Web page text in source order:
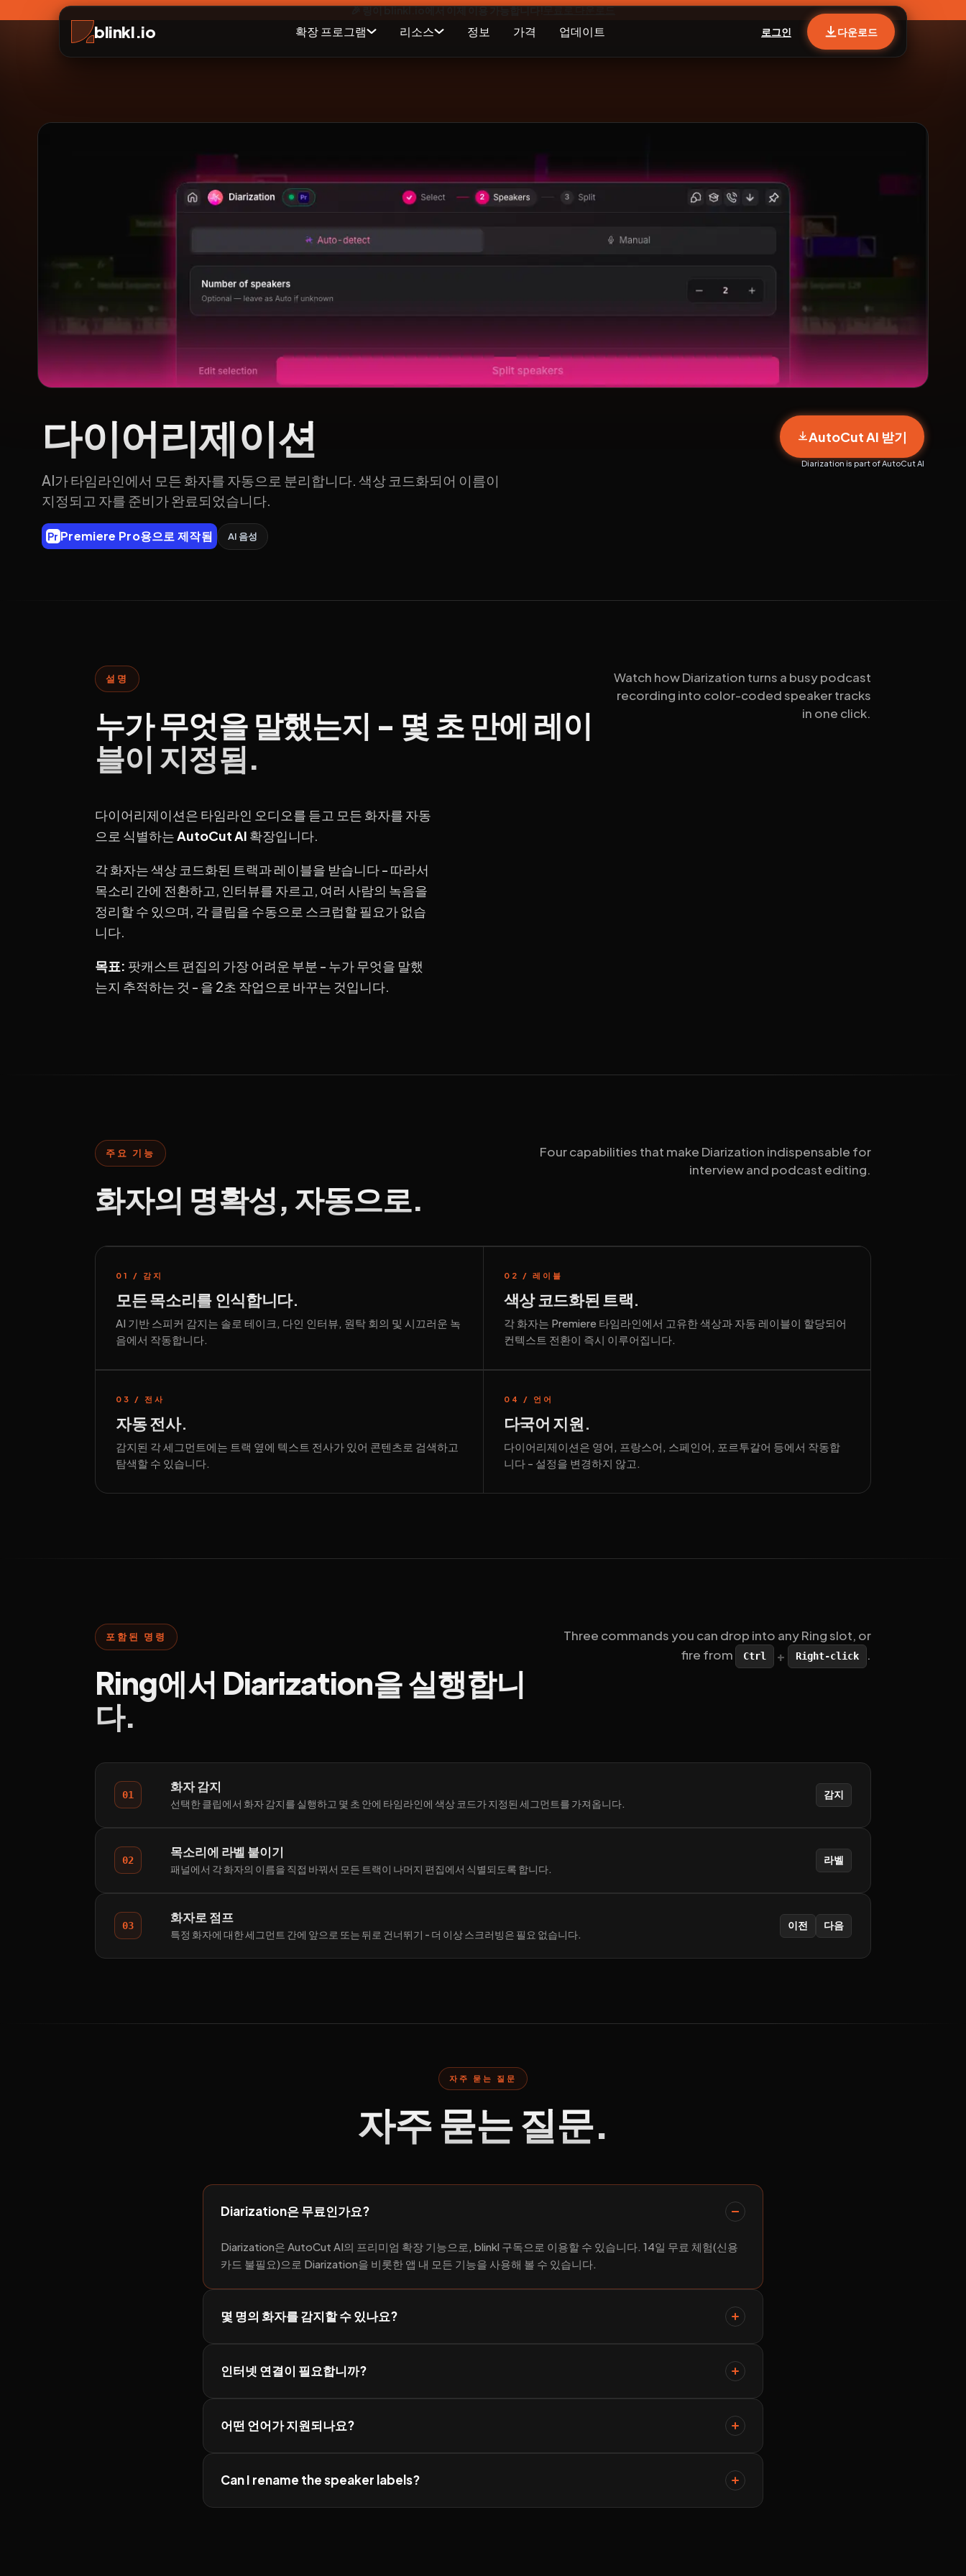
blinkl.io 확장 프로그램 리소스 정보 가격 업데이트 로그인 다운로드
🎉 링이 blinkl.io에서 이제 이용 가능합니다!무료로 다운로드
다이어리제이션
AI가 타임라인에서 모든 화자를 자동으로 분리합니다. 색상 코드화되어 이름이
지정되고 자를 준비가 완료되었습니다.
Pr Premiere Pro용으로 제작됨 AI 음성
AutoCut AI 받기
Diarization is part of AutoCut AI
설명
누가 무엇을 말했는지 - 몇 초 만에 레이
블이 지정됨.
Watch how Diarization turns a busy podcast
recording into color-coded speaker tracks
in one click.
다이어리제이션은 타임라인 오디오를 듣고 모든 화자를 자동
으로 식별하는 AutoCut AI 확장입니다.
각 화자는 색상 코드화된 트랙과 레이블을 받습니다 - 따라서
목소리 간에 전환하고, 인터뷰를 자르고, 여러 사람의 녹음을
정리할 수 있으며, 각 클립을 수동으로 스크럽할 필요가 없습
니다.
목표: 팟캐스트 편집의 가장 어려운 부분 - 누가 무엇을 말했
는지 추적하는 것 - 을 2초 작업으로 바꾸는 것입니다.
주요 기능
화자의 명확성, 자동으로.
Four capabilities that make Diarization indispensable for
interview and podcast editing.
01 / 감지
모든 목소리를 인식합니다.
AI 기반 스피커 감지는 솔로 테이크, 다인 인터뷰, 원탁 회의 및 시끄러운 녹
음에서 작동합니다.
02 / 레이블
색상 코드화된 트랙.
각 화자는 Premiere 타임라인에서 고유한 색상과 자동 레이블이 할당되어
컨텍스트 전환이 즉시 이루어집니다.
03 / 전사
자동 전사.
감지된 각 세그먼트에는 트랙 옆에 텍스트 전사가 있어 콘텐츠로 검색하고
탐색할 수 있습니다.
04 / 언어
다국어 지원.
다이어리제이션은 영어, 프랑스어, 스페인어, 포르투갈어 등에서 작동합
니다 - 설정을 변경하지 않고.
포함된 명령
Ring에서 Diarization을 실행합니
다.
Three commands you can drop into any Ring slot, or
fire from
Ctrl + Right-click .
01
화자 감지
선택한 클립에서 화자 감지를 실행하고 몇 초 안에 타임라인에 색상 코드가 지정된 세그먼트를 가져옵니다.
감지
02
목소리에 라벨 붙이기
패널에서 각 화자의 이름을 직접 바꿔서 모든 트랙이 나머지 편집에서 식별되도록 합니다.
라벨
03
화자로 점프
특정 화자에 대한 세그먼트 간에 앞으로 또는 뒤로 건너뛰기 - 더 이상 스크러빙은 필요 없습니다.
이전 다음
자주 묻는 질문
자주 묻는 질문.
Diarization은 무료인가요?
Diarization은 AutoCut AI의 프리미엄 확장 기능으로, blinkl 구독으로 이용할 수 있습니다. 14일 무료 체험(신용
카드 불필요)으로 Diarization을 비롯한 앱 내 모든 기능을 사용해 볼 수 있습니다.
몇 명의 화자를 감지할 수 있나요?
인터넷 연결이 필요합니까?
어떤 언어가 지원되나요?
Can I rename the speaker labels?